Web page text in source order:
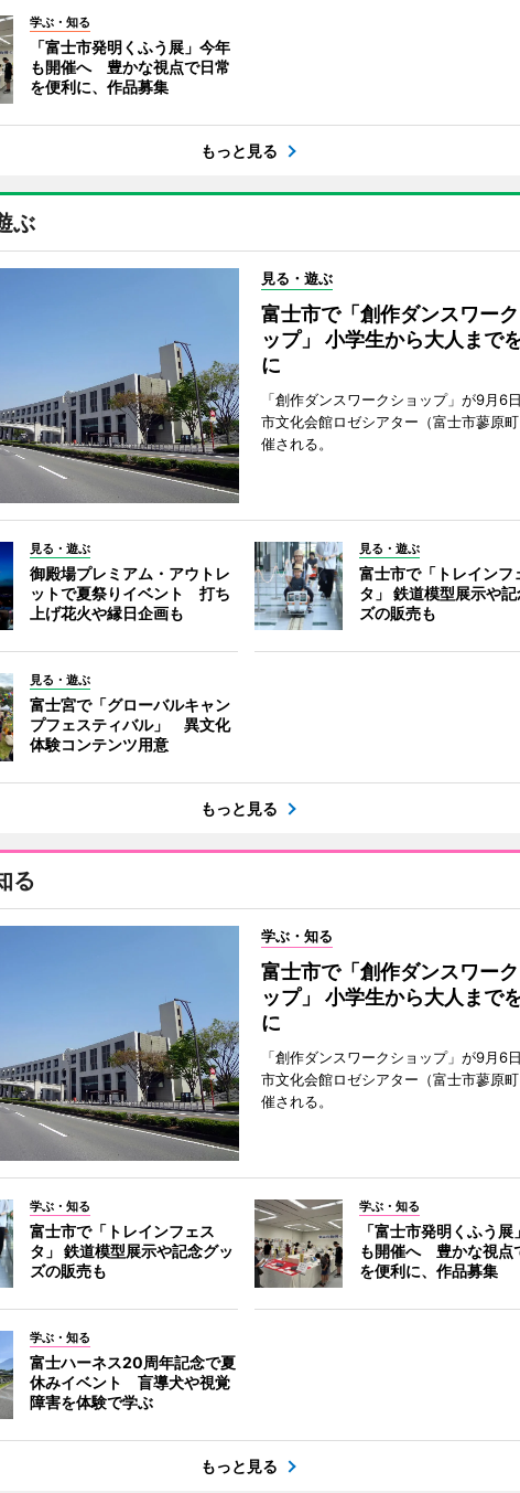
学ぶ・知る
「富士市発明くふう展」今年
も開催へ 豊かな視点で日常
を便利に、作品募集
もっと見る
ぶ
見る・遊ぶ
富士市で「創作ダンスワー
ップ」 小学生から大人まで
に
「創作ダンスワークショップ」が9月6
市文化会館ロゼシアター（富士市蓼原
催される。
見る・遊ぶ
御殿場プレミアム・アウトレ
ットで夏祭りイベント 打ち
上げ花火や縁日企画も
見る・遊ぶ
富士市で「トレインフ
タ」 鉄道模型展示や
ズの販売も
見る・遊ぶ
富士宮で「グローバルキャン
プフェスティバル」 異文化
体験コンテンツ用意
もっと見る
る
学ぶ・知る
富士市で「創作ダンスワー
ップ」 小学生から大人まで
に
「創作ダンスワークショップ」が9月6
市文化会館ロゼシアター（富士市蓼原
催される。
学ぶ・知る
富士市で「トレインフェス
タ」 鉄道模型展示や記念グッ
ズの販売も
学ぶ・知る
「富士市発明くふう展
も開催へ 豊かな視点
を便利に、作品募集
学ぶ・知る
富士ハーネス20周年記念で夏
休みイベント 盲導犬や視覚
障害を体験で学ぶ
もっと見る